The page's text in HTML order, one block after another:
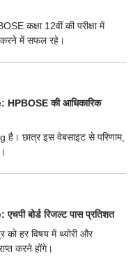
कक्षा 12वीं की परीक्षा में
करने में सफल रहे।
की आधिकारिक
छात्र इस वेबसाइट से परिणाम,
बोर्ड रिजल्ट पास प्रतिशत
को हर विषय में थ्योरी और
करने होंगे।